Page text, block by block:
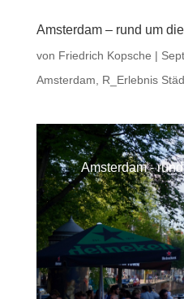
Amsterdam – rund um
von Friedrich Kopsche |
Amsterdam
R_Erlebnis
Amsterdam -